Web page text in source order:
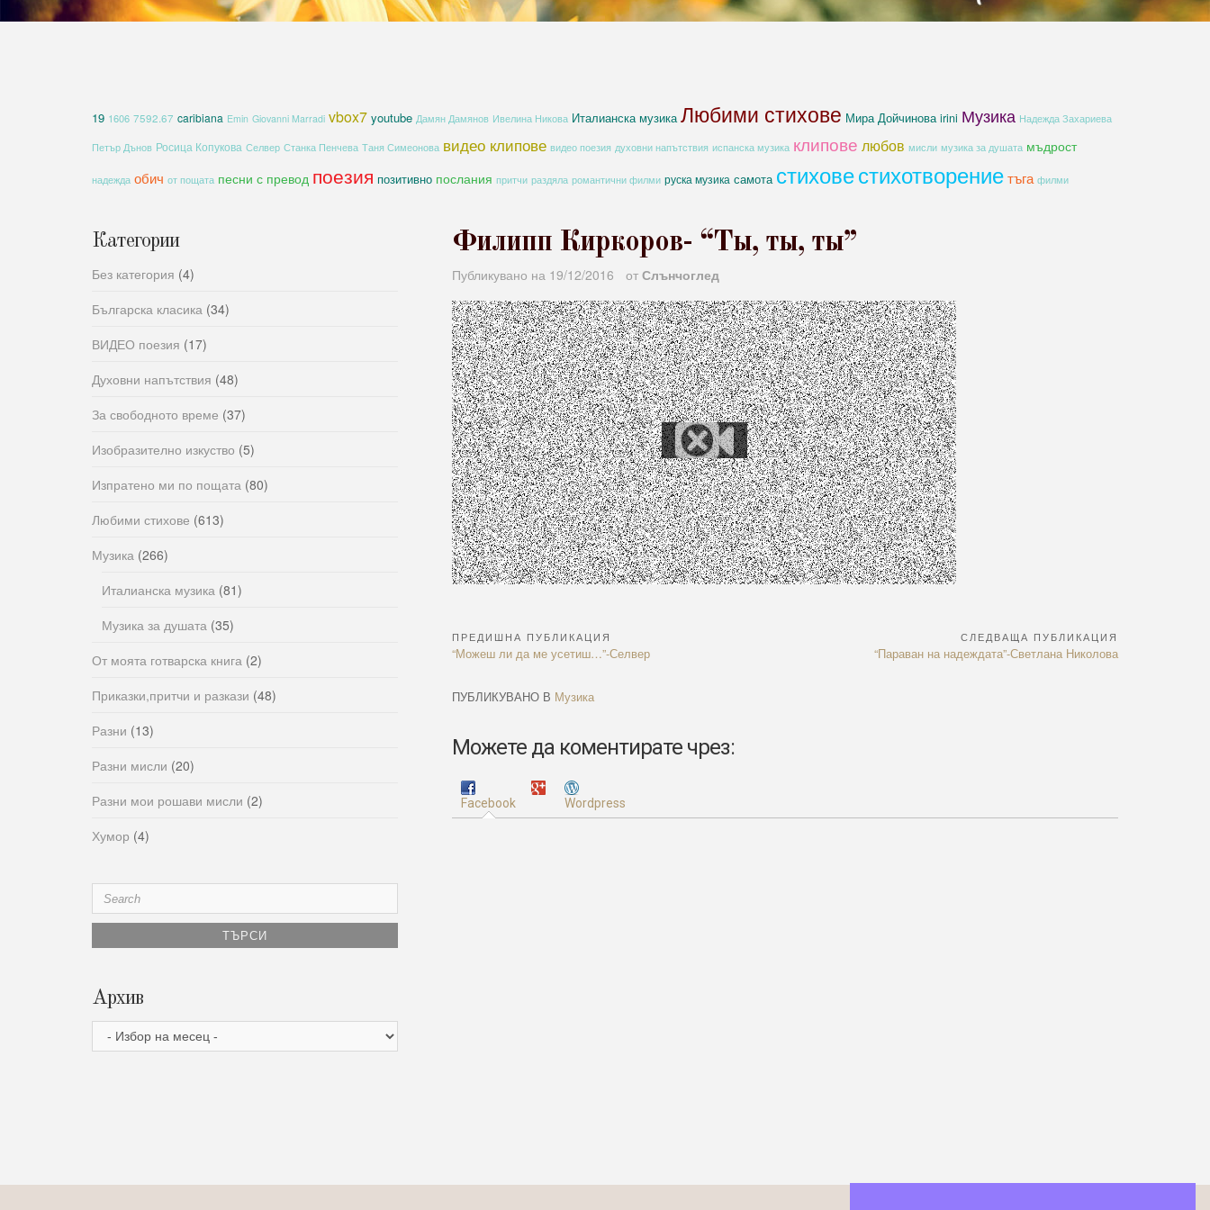
19 1606 7592.67 caribiana Emin Giovanni Marradi vbox7 youtube Дамян Дамянов Ивелина Никова Италианска музика Любими стихове Мира Дойчинова irini Музика Надежда Захариева
Петър Дънов Росица Копукова Селвер Станка Пенчева Таня Симеонова видео клипове видео поезия духовни напътствия испанска музика клипове любов мисли музика за душата мъдрост
надежда обич от пощата песни с превод поезия позитивно послания притчи раздяла романтични филми руска музика самота стиховестихотворениетъга филми
Филипп Киркоров- “Ты, ты, ты”
Публикувано на 19/12/2016 от Слънчоглед
Навигация
ПРЕДИШНА ПУБЛИКАЦИЯ
Previous
“Можеш ли да ме усетиш…”-Селвер
СЛЕДВАЩА ПУБЛИКАЦИЯ
Next
“Параван на надеждата”-Светлана Николова
ПУБЛИКУВАНО В Музика
Можете да коментирате чрез:
Facebook Wordpress
Категории
Без категория (4)
Българска класика (34)
ВИДЕО поезия (17)
Духовни напътствия (48)
За свободното време (37)
Изобразително изкуство (5)
Изпратено ми по пощата (80)
Любими стихове (613)
Музика (266)
Италианска музика (81)
Музика за душата (35)
От моята готварска книга (2)
Приказки,притчи и разкази (48)
Разни (13)
Разни мисли (20)
Разни мои рошави мисли (2)
Хумор (4)
Search
for:
Архив
Архив